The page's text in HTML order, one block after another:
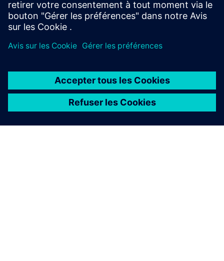
intégration hétérogène réussie